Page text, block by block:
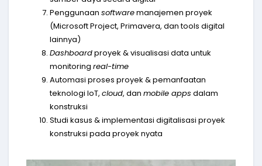
Penggunaan softwaremanajemen proyek
(Microsoft Project, Primavera, dan tools digital
lainnya)
Dashboardproyek & visualisasi data untuk
monitoring real-time
Automasi proses proyek & pemanfaatan
teknologi IoT, cloud, dan mobile apps dalam
konstruksi
Studi kasus & implementasi digitalisasi proyek
konstruksi pada proyek nyata